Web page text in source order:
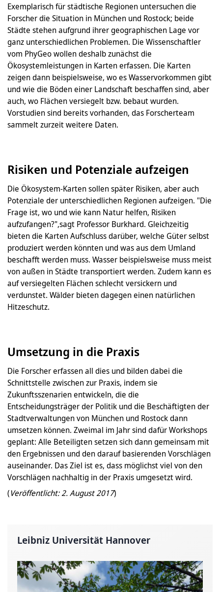
Exemplarisch für städtische Regionen untersuchen die
Forscher die Situation in München und Rostock; beide
Städte stehen aufgrund ihrer geographischen Lage vor
ganz unterschiedlichen Problemen. Die Wissenschaftler
vom PhyGeo wollen deshalb zunächst die
Ökosystemleistungen in Karten erfassen. Die Karten
zeigen dann beispielsweise, wo es Wasservorkommen gibt
und wie die Böden einer Landschaft beschaffen sind, aber
auch, wo Flächen versiegelt bzw. bebaut wurden.
Vorstudien sind bereits vorhanden, das Forscherteam
sammelt zurzeit weitere Daten.
Risiken und Potenziale aufzeigen
Die Ökosystem-Karten sollen später Risiken, aber auch
Potenziale der unterschiedlichen Regionen aufzeigen. "Die
Frage ist, wo und wie kann Natur helfen, Risiken
aufzufangen?",sagt Professor Burkhard. Gleichzeitig
bieten die Karten Aufschluss darüber, welche Güter selbst
produziert werden könnten und was aus dem Umland
beschafft werden muss. Wasser beispielsweise muss meist
von außen in Städte transportiert werden. Zudem kann es
auf versiegelten Flächen schlecht versickern und
verdunstet. Wälder bieten dagegen einen natürlichen
Hitzeschutz.
Umsetzung in die Praxis
Die Forscher erfassen all dies und bilden dabei die
Schnittstelle zwischen zur Praxis, indem sie
Zukunftsszenarien entwickeln, die die
Entscheidungsträger der Politik und die Beschäftigten der
Stadtverwaltungen von München und Rostock dann
umsetzen können. Zweimal im Jahr sind dafür Workshops
geplant: Alle Beteiligten setzen sich dann gemeinsam mit
den Ergebnissen und den darauf basierenden Vorschlägen
auseinander. Das Ziel ist es, dass möglichst viel von den
Vorschlägen nachhaltig in der Praxis umgesetzt wird.
(Veröffentlicht: 2. August 2017)
Leibniz Universität Hannover